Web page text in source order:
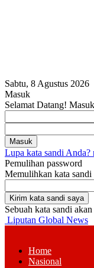
Sabtu, 8 Agustus 2026
Masuk
Selamat Datang!
Lupa kata sandi Anda?
Pemulihan password
Memulihkan kata sandi
Sebuah kata sandi
Liputan Global News
Home
Nasional